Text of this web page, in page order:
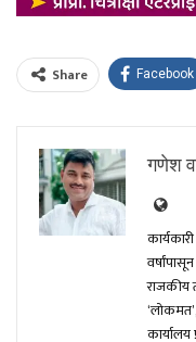
Share Facebook
गणेश
राजकीय